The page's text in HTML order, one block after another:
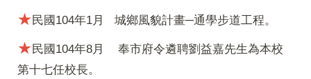
★民國104年1月 城鄉風貌計畫─通學步道工程。
★民國104年8月 奉市府令遴聘劉益嘉先生為本校
第十七任校長。